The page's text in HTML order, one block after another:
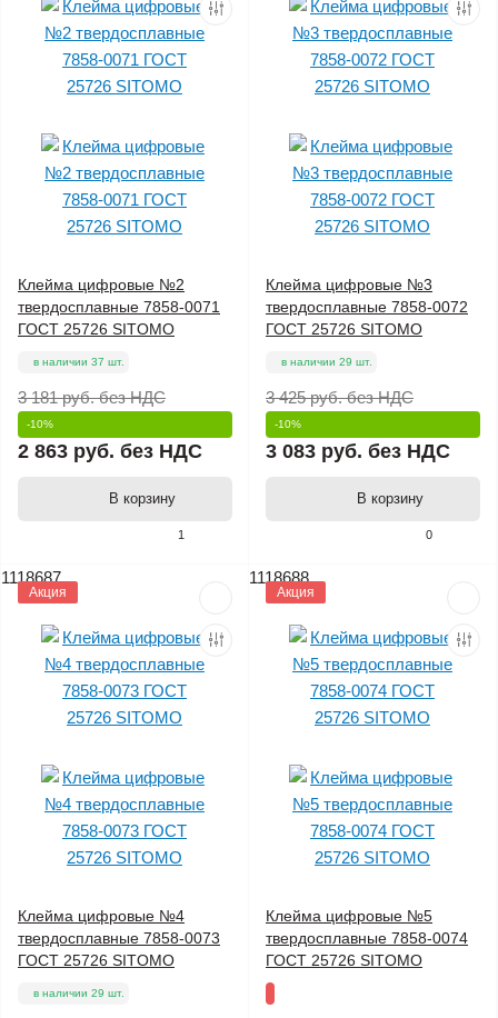
1
Клейма цифровые №2
твердосплавные 7858-0071
ГОСТ 25726 SITOMO
в наличии 37 шт.
3 181 руб.без НДС
-10%
2 863 руб. без НДС
В корзину
0
Клейма цифровые №3
твердосплавные 7858-0072
ГОСТ 25726 SITOMO
в наличии 29 шт.
3 425 руб.без НДС
-10%
3 083 руб. без НДС
В корзину
1118687
Акция
Клейма цифровые №4
твердосплавные 7858-0073
ГОСТ 25726 SITOMO
в наличии 29 шт.
1118688
Акция
Клейма цифровые №5
твердосплавные 7858-0074
ГОСТ 25726 SITOMO